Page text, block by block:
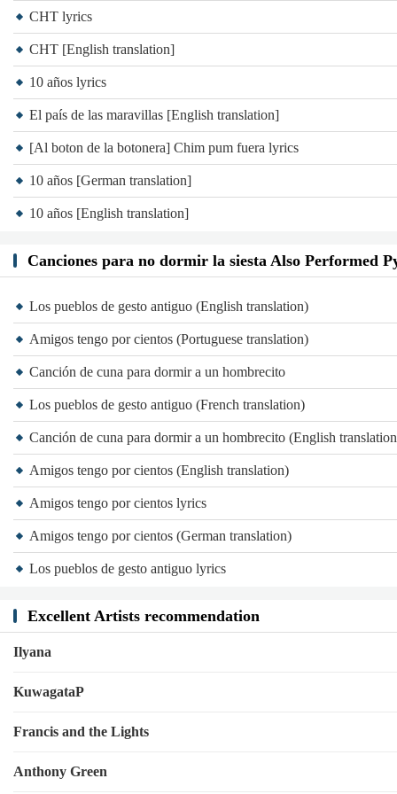
CHT lyrics
CHT [English translation]
10 años lyrics
El país de las maravillas [English translation]
[Al boton de la botonera] Chim pum fuera lyrics
10 años [German translation]
10 años [English translation]
Canciones para no dormir la siesta Also Performed
Los pueblos de gesto antiguo (English translation)
Amigos tengo por cientos (Portuguese translation)
Canción de cuna para dormir a un hombrecito
Los pueblos de gesto antiguo (French translation)
Canción de cuna para dormir a un hombrecito (English
Amigos tengo por cientos (English translation)
Amigos tengo por cientos lyrics
Amigos tengo por cientos (German translation)
Los pueblos de gesto antiguo lyrics
Excellent Artists recommendation
Ilyana
KuwagataP
Francis and the Lights
Anthony Green